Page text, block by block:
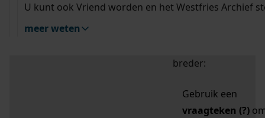
U kunt ook Vriend worden en het Westfries Archief
meer weten
uw zoekopdracht te
breder:
Gebruik een
vraagteken (?)